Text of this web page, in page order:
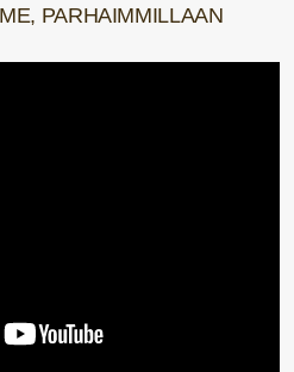
PARHAIMMILLAAN